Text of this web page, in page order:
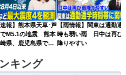
速報】熊本県天草･芦
M5.1の地震 熊本
県、鹿児島県で震
【雨情報】関東は通勤通
時も弱い雨 日中は再び
降りやすい
キング